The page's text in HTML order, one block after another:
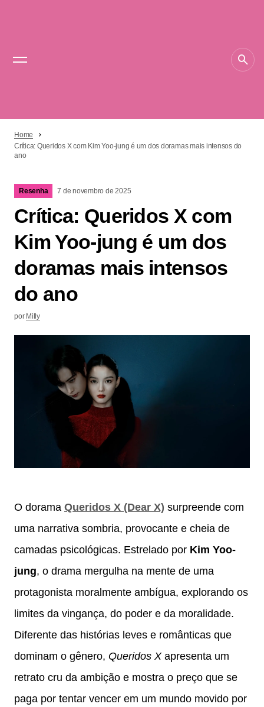
Home
Crítica: Queridos X com Kim Yoo-jung é um dos doramas mais intensos do
ano
Resenha 7 de novembro de 2025
Crítica: Queridos X com
Kim Yoo-jung é um dos
doramas mais intensos
do ano
por Milly
O dorama Queridos X (Dear X) surpreende com
uma narrativa sombria, provocante e cheia de
camadas psicológicas. Estrelado por Kim Yoo-
jung, o drama mergulha na mente de uma
protagonista moralmente ambígua, explorando os
limites da vingança, do poder e da moralidade.
Diferente das histórias leves e românticas que
dominam o gênero, Queridos Xapresenta um
retrato cru da ambição e mostra o preço que se
paga por tentar vencer em um mundo movido por